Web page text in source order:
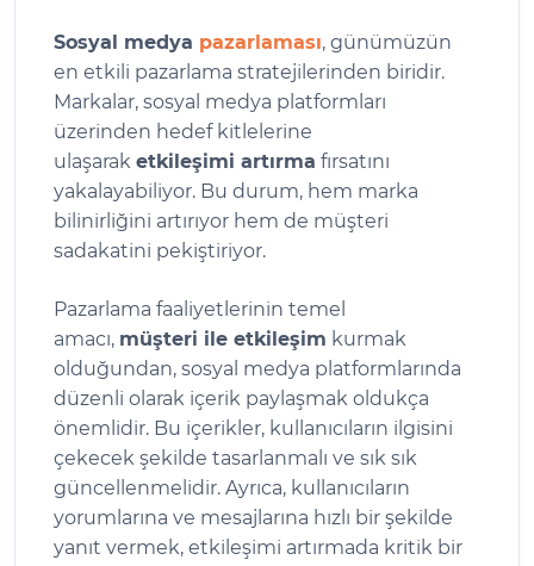
Sosyal medya pazarlaması, günümüzün
en etkili pazarlama stratejilerinden biridir.
Markalar, sosyal medya platformları
üzerinden hedef kitlelerine
ulaşarak etkileşimi artırma fırsatını
yakalayabiliyor. Bu durum, hem marka
bilinirliğini artırıyor hem de müşteri
sadakatini pekiştiriyor.
Pazarlama faaliyetlerinin temel
amacı, müşteri ile etkileşim kurmak
olduğundan, sosyal medya platformlarında
düzenli olarak içerik paylaşmak oldukça
önemlidir. Bu içerikler, kullanıcıların ilgisini
çekecek şekilde tasarlanmalı ve sık sık
güncellenmelidir. Ayrıca, kullanıcıların
yorumlarına ve mesajlarına hızlı bir şekilde
yanıt vermek, etkileşimi artırmada kritik bir